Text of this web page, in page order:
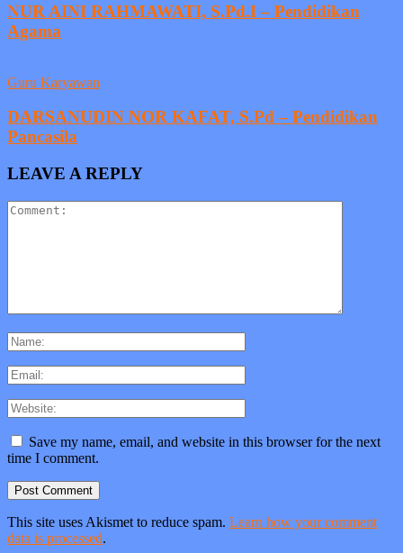
NUR AINI RAHMAWATI, S.Pd.I – Pendidikan
Agama
Guru Karyawan
DARSANUDIN NOR KAFAT, S.Pd – Pendidikan
Pancasila
LEAVE A REPLY
Save my name, email, and website in this browser for the next
time I comment.
This site uses Akismet to reduce spam. Learn how your comment
data is processed.